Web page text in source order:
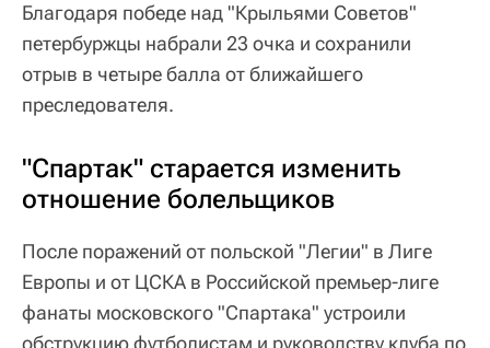
Благодаря победе над "Крыльями Советов"
петербуржцы набрали 23 очка и сохранили
отрыв в четыре балла от ближайшего
преследователя.
"Спартак" старается изменить
отношение болельщиков
После поражений от польской "Легии" в Лиге
Европы и от ЦСКА в Российской премьер-лиге
фанаты московского "Спартака" устроили
обструкцию футболистам и руководству клуба по